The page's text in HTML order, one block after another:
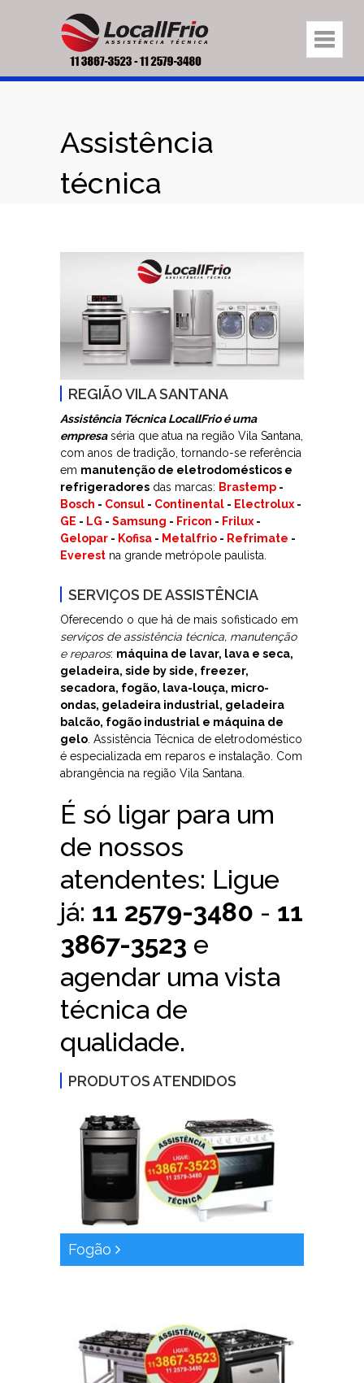
Assistência
técnica
na região Vila
Santana
REGIÃO VILA SANTANA
Assistência Técnica LocallFrio é uma
empresaséria que atua na região Vila Santana,
com anos de tradição, tornando-se referência
em manutenção de eletrodomésticos e
refrigeradores das marcas: Brastemp -
Bosch - Consul - Continental - Electrolux-
GE - LG - Samsung - Fricon - Frilux-
Gelopar - Kofisa - Metalfrio - Refrimate -
Everest na grande metrópole paulista.
SERVIÇOS DE ASSISTÊNCIA
Oferecendo o que há de mais sofisticado em
serviços de assistência técnica, manutenção
e reparos: máquina de lavar, lava e seca,
geladeira, side by side, freezer,
secadora, fogão, lava-louça, micro-
ondas, geladeira industrial, geladeira
balcão, fogão industrial e máquina de
gelo. Assistência Técnica de eletrodoméstico
é especializada em reparos e instalação. Com
abrangência na região Vila Santana.
É só ligar para um
de nossos
atendentes: Ligue
já: 11 2579-3480 - 11
3867-3523 e
agendar uma vista
técnica de
qualidade.
PRODUTOS ATENDIDOS
Fogão